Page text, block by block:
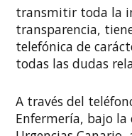
transmitir toda la
transparencia,
telefónica de
todas las dudas
A través del
Enfermería, bajo la